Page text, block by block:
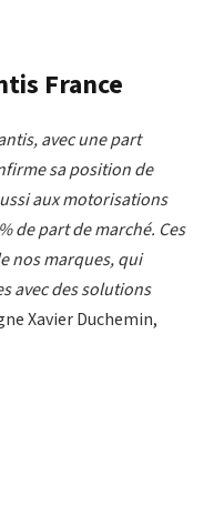
France
avec une part
sa position de
aux motorisations
de part de marché. Ces
nos marques, qui
avec des solutions
Xavier Duchemin,